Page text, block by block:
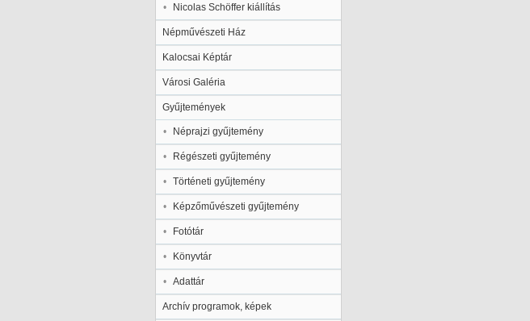
Nicolas Schöffer kiállítás
Népművészeti Ház
Kalocsai Képtár
Városi Galéria
Gyűjtemények
Néprajzi gyűjtemény
Régészeti gyűjtemény
Történeti gyűjtemény
Képzőművészeti gyűjtemény
Fotótár
Könyvtár
Adattár
Archív programok, képek